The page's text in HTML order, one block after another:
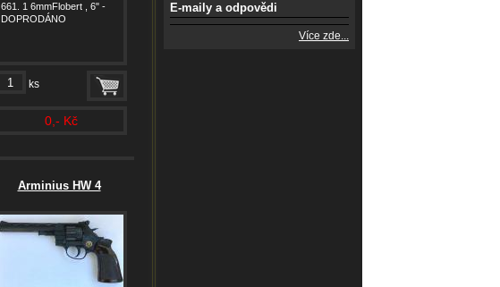
661. 1 6mmFlobert , 6" -
DOPRODÁNO
ks
0,- Kč
Arminius HW 4
E-maily a odpovědi
Více zde...